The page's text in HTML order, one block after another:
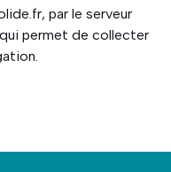
par le serveur
permet de collecter